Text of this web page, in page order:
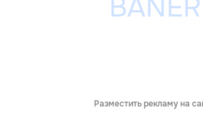
Разместить рекламу на